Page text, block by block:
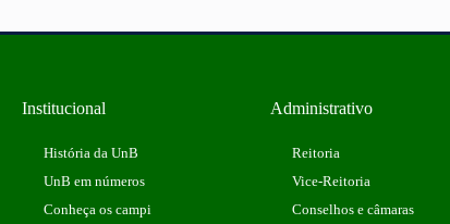
Institucional
História da UnB
UnB em números
Conheça os campi
Administrativo
Reitoria
Vice-Reitoria
Conselhos e câmaras